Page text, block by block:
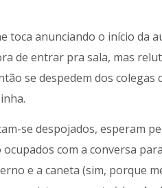
toca anunciando o início da
de entrar pra sala, mas
se despedem dos
se despojados, esperam
com a conversa
e a caneta (sim, porque